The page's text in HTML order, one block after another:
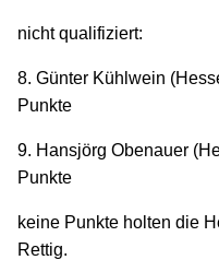
nicht qualifiziert:
8. Günter
Punkte
9. Hansjörg
Punkte
keine Punkte holten die
Rettig.